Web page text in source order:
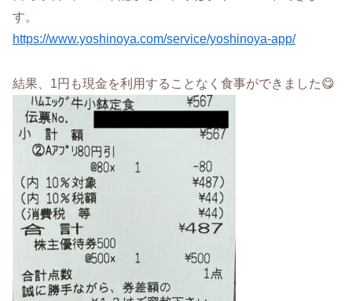
す。
https://www.yoshinoya.com/service/yoshinoya-app/
結果、1円も現金を利用することなく食事ができました😋